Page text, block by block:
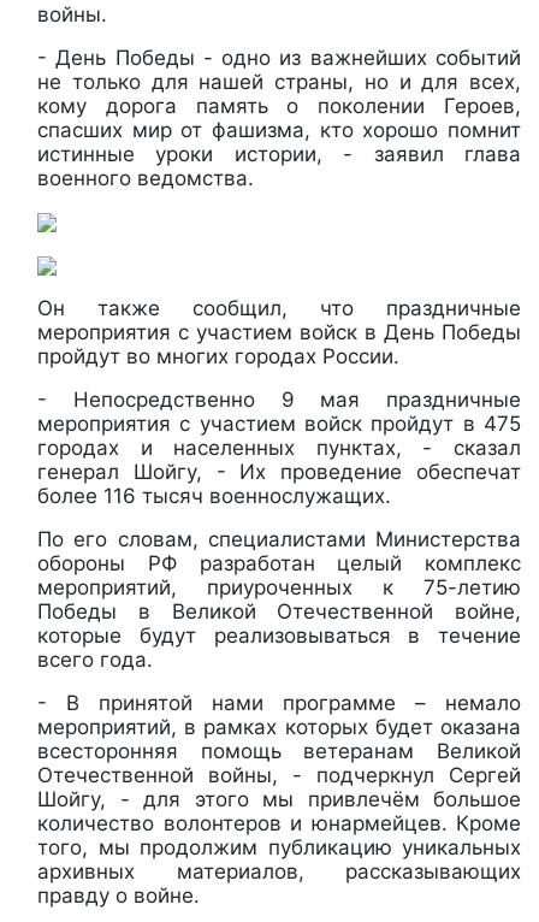
войны.
- День Победы - одно из важнейших событий
не только для нашей страны, но и для всех,
кому дорога память о поколении Героев,
спасших мир от фашизма, кто хорошо помнит
истинные уроки истории, - заявил глава
военного ведомства.
Он также сообщил, что праздничные
мероприятия с участием войск в День Победы
пройдут во многих городах России.
- Непосредственно 9 мая праздничные
мероприятия с участием войск пройдут в 475
городах и населенных пунктах, - сказал
генерал Шойгу, - Их проведение обеспечат
более 116 тысяч военнослужащих.
По его словам, специалистами Министерства
обороны РФ разработан целый комплекс
мероприятий, приуроченных к 75-летию
Победы в Великой Отечественной войне,
которые будут реализовываться в течение
всего года.
- В принятой нами программе – немало
мероприятий, в рамках которых будет оказана
всесторонняя помощь ветеранам Великой
Отечественной войны, - подчеркнул Сергей
Шойгу, - для этого мы привлечём большое
количество волонтеров и юнармейцев. Кроме
того, мы продолжим публикацию уникальных
архивных материалов, рассказывающих
правду о войне.